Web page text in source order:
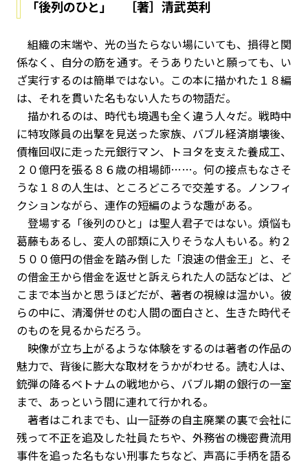
「後列のひと」 ［著］清武英利
組織の末端や、光の当たらない場にいても、損得と関
係なく、自分の筋を通す。そうありたいと願っても、い
ざ実行するのは簡単ではない。この本に描かれた１８編
は、それを貫いた名もない人たちの物語だ。
描かれるのは、時代も境遇も全く違う人々だ。戦時中
に特攻隊員の出撃を見送った家族、バブル経済崩壊後、
債権回収に走った元銀行マン、トヨタを支えた養成工、
２０億円を張る８６歳の相場師……。何の接点もなさそ
うな１８の人生は、ところどころで交差する。ノンフィ
クションながら、連作の短編のような趣がある。
登場する「後列のひと」は聖人君子ではない。煩悩も
葛藤もあるし、変人の部類に入りそうな人もいる。約２
５００億円の借金を踏み倒した「浪速の借金王」と、そ
の借金王から借金を返せと訴えられた人の話などは、ど
こまで本当かと思うほどだが、著者の視線は温かい。彼
らの中に、清濁併せのむ人間の面白さと、生きた時代そ
のものを見るからだろう。
映像が立ち上がるような体験をするのは著者の作品の
魅力で、背後に膨大な取材をうかがわせる。読む人は、
銃弾の降るベトナムの戦地から、バブル期の銀行の一室
まで、あっという間に連れて行かれる。
著者はこれまでも、山一証券の自主廃業の裏で会社に
残って不正を追及した社員たちや、外務省の機密費流用
事件を追った名もない刑事たちなど、声高に手柄を語る